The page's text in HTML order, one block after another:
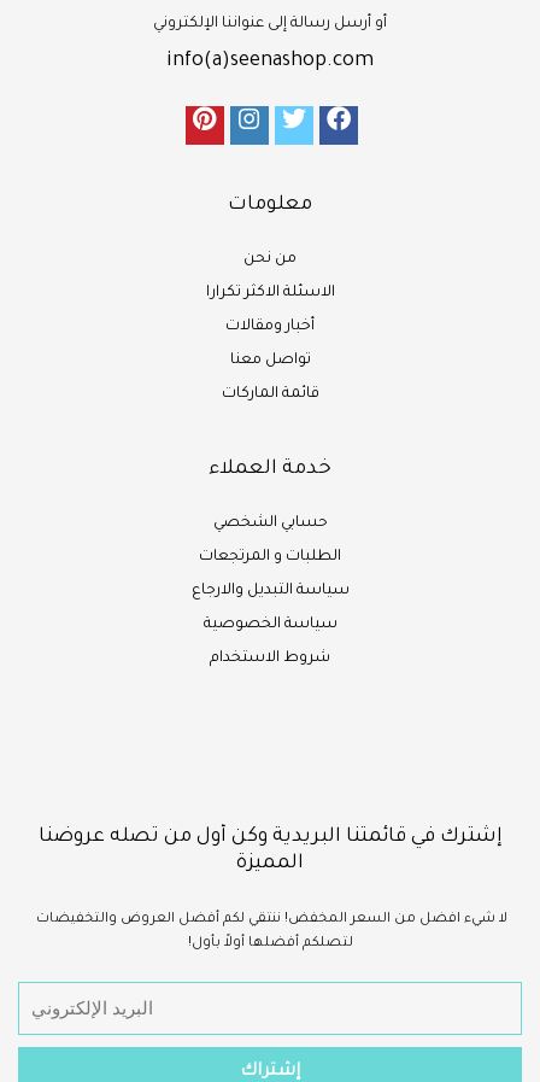
أو أرسل رسالة إلى عنواننا الإلكتروني
info(a)seenashop.com
معلومات
من نحن
الاسئلة الاكثر تكرارا
أخبار ومقالات
تواصل معنا
قائمة الماركات
خدمة العملاء
حسابي الشخصي
الطلبات و المرتجعات
سياسة التبديل والارجاع
سياسة الخصوصية
شروط الاستخدام
إشترك في قائمتنا البريدية وكن أول من تصله عروضنا
المميزة
لا شيء افضل من السعر المخفض! ننتقي لكم أفضل العروض والتخفيضات
لتصلكم أفضلها أولاً بأول!